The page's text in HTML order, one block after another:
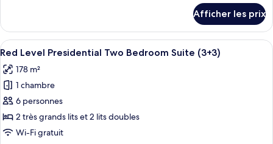
Presidential
Two
Bedroom
Suite
Red
Level
Presidential
Bedroom
Suite
Afficher les prix
Afficher
toutes
les
photos
pour
ce
type
Une chambre d’hôtel moderne dotée
8
Red Level Presidential Two Bedroom Suite (3+3)
178 m²
1 chambre
6 personnes
2 très grands lits et 2 lits doubles
Wi-Fi gratuit